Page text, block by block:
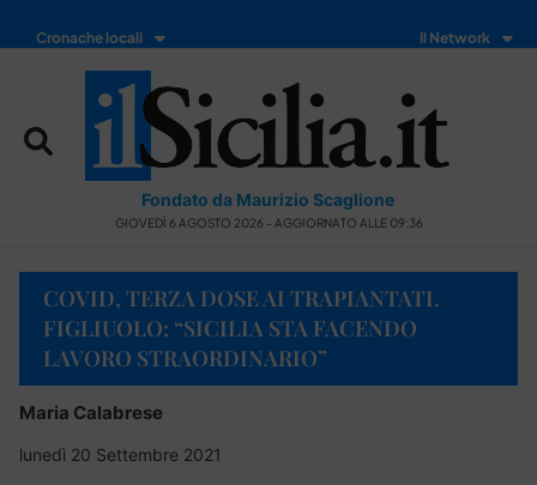
Cronache locali Il Network
Fondato da Maurizio Scaglione
GIOVEDÌ 6 AGOSTO 2026 - AGGIORNATO ALLE 09:36
COVID, TERZA DOSE AI TRAPIANTATI.
FIGLIUOLO: “SICILIA STA FACENDO
LAVORO STRAORDINARIO”
Maria Calabrese
lunedì 20 Settembre 2021